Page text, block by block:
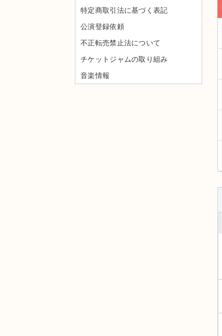
特定商取引法に基づく表記
公演登録依頼
不正転売禁止法について
チケットジャムの取り組み
音楽情報